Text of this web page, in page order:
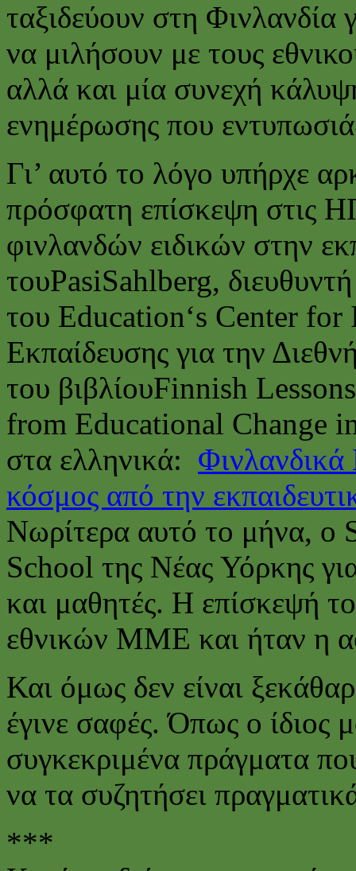
ταξιδεύουν στη Φινλανδία
να μιλήσουν με τους
αλλά και μία συνεχή
ενημέρωσης που
Γι’ αυτό το λόγο υπήρχε
πρόσφατη επίσκεψη στις
φινλανδών ειδικών στην
τουPasiSahlberg, διευθυντή
του Education‘s Center
Εκπαίδευσης για την
του βιβλίουFinnish
from Educational Change
στα ελληνικά:
κόσμος από την
Νωρίτερα αυτό το μήνα, o
School της Νέας Υόρκης
και μαθητές. Η επίσκεψή
εθνικών ΜΜΕ και ήταν η
Και όμως δεν είναι
έγινε σαφές. Όπως ο ίδιος
συγκεκριμένα πράγματα
να τα συζητήσει
***